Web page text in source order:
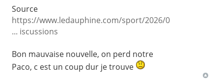
Source
https://www.ledauphine.com/sport/2026/0
... iscussions
Bon mauvaise nouvelle, on perd notre
Paco, c est un coup dur je trouve